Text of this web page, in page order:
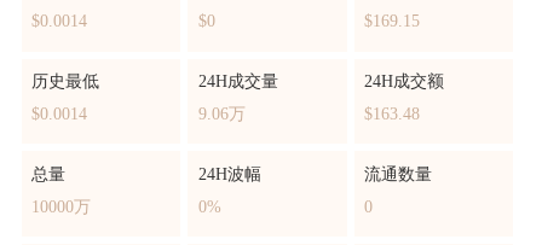
$0.0014
$0
$169.15
历史最低
$0.0014
24H成交量
9.06万
24H成交额
$163.48
总量
10000万
24H波幅
0%
流通数量
0